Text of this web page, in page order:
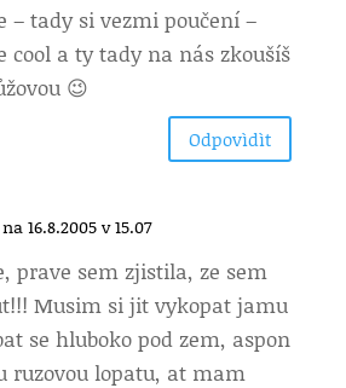
– tady si vezmi poučení –
cool a ty tady na nás zkoušíš
😉
Odpovìdìt
na 16.8.2005 v 15.07
prave sem zjistila, ze sem
Musim si jit vykopat jamu
se hluboko pod zem, aspon
ruzovou lopatu, at mam